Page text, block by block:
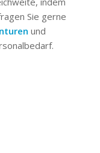
Sie gerne
und